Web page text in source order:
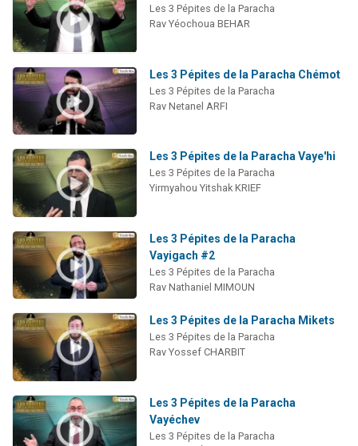
Les 3 Pépites de la Paracha
Rav Yéochoua BEHAR
Les 3 Pépites de la Paracha Chémot
Les 3 Pépites de la Paracha
Rav Netanel ARFI
Les 3 Pépites de la Paracha Vaye'hi
Les 3 Pépites de la Paracha
Yirmyahou Yitshak KRIEF
Les 3 Pépites de la Paracha
Vayigach #2
Les 3 Pépites de la Paracha
Rav Nathaniel MIMOUN
Les 3 Pépites de la Paracha Mikets
Les 3 Pépites de la Paracha
Rav Yossef CHARBIT
Les 3 Pépites de la Paracha
Vayéchev
Les 3 Pépites de la Paracha